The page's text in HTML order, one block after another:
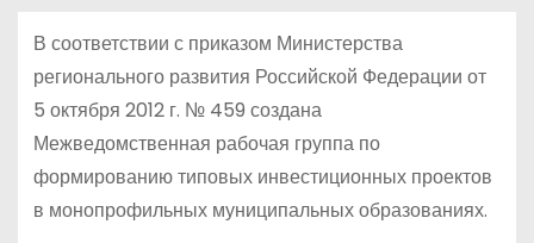
В соответствии с приказом Министерства
регионального развития Российской Федерации от
5 октября 2012 г. № 459 создана
Межведомственная рабочая группа по
формированию типовых инвестиционных проектов
в монопрофильных муниципальных образованиях.